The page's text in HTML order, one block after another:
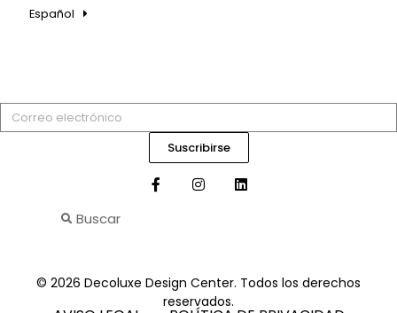
Español
Suscribirse
© 2026 Decoluxe Design Center. Todos los derechos
reservados.